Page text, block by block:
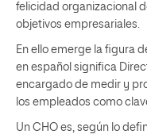
felicidad organizacional
objetivos empresariales.
En ello emerge la figura
en español significa
encargado de medir y
los empleados como
Un CHO es, según lo